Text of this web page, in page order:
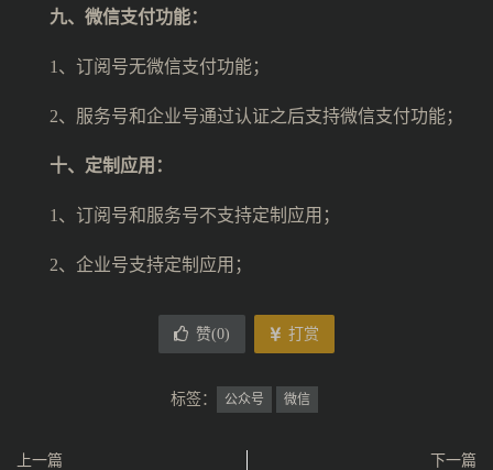
九、 微信支付功能：
1、订阅号无微信支付功能；
2、服务号和企业号通过认证之后支持微信支付功能；
十、 定制应用：
1、订阅号和服务号不支持定制应用；
2、企业号支持定制应用；
赞(0) 打赏
标签： 公众号 微信
上一篇
下一篇